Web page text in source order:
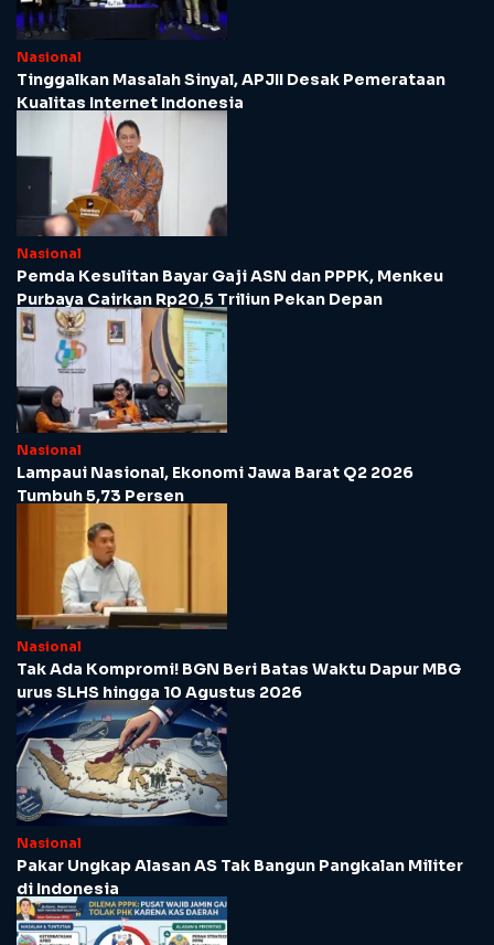
Nasional
Tinggalkan Masalah Sinyal, APJII Desak Pemerataan
Kualitas Internet Indonesia
Nasional
Pemda Kesulitan Bayar Gaji ASN dan PPPK, Menkeu
Purbaya Cairkan Rp20,5 Triliun Pekan Depan
Nasional
Lampaui Nasional, Ekonomi Jawa Barat Q2 2026
Tumbuh 5,73 Persen
Nasional
Tak Ada Kompromi! BGN Beri Batas Waktu Dapur MBG
urus SLHS hingga 10 Agustus 2026
Nasional
Pakar Ungkap Alasan AS Tak Bangun Pangkalan Militer
di Indonesia